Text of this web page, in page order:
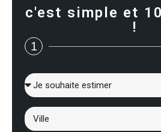
c'est simple et
!
1